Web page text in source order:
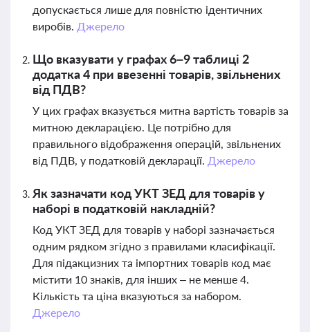
допускається лише для повністю ідентичних
виробів. Джерело
Що вказувати у графах 6–9 таблиці 2
додатка 4 при ввезенні товарів, звільнених
від ПДВ?
У цих графах вказується митна вартість товарів за
митною декларацією. Це потрібно для
правильного відображення операцій, звільнених
від ПДВ, у податковій декларації. Джерело
Як зазначати код УКТ ЗЕД для товарів у
наборі в податковій накладній?
Код УКТ ЗЕД для товарів у наборі зазначається
одним рядком згідно з правилами класифікації.
Для підакцизних та імпортних товарів код має
містити 10 знаків, для інших – не менше 4.
Кількість та ціна вказуються за набором.
Джерело